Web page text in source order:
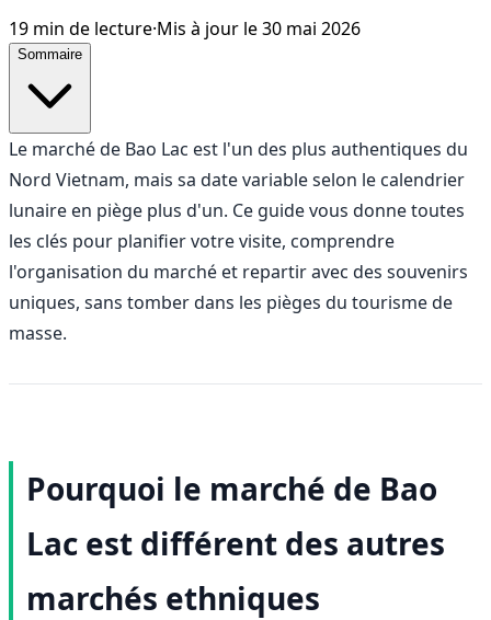
19 min de lecture·Mis à jour le30 mai 2026
Sommaire
Le marché de Bao Lac est l'un des plus authentiques du
Nord Vietnam, mais sa date variable selon le calendrier
lunaire en piège plus d'un. Ce guide vous donne toutes
les clés pour planifier votre visite, comprendre
l'organisation du marché et repartir avec des souvenirs
uniques, sans tomber dans les pièges du tourisme de
masse.
Pourquoi le marché de Bao
Lac est différent des autres
marchés ethniques